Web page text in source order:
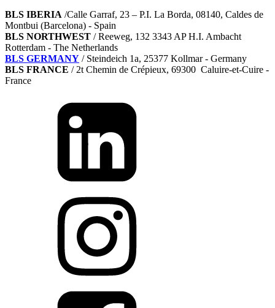
BLS IBERIA /Calle Garraf, 23 – P.I. La Borda, 08140, Caldes de
Montbui (Barcelona) - Spain
BLS NORTHWEST / Reeweg, 132 3343 AP H.I. Ambacht
Rotterdam - The Netherlands
BLS GERMANY / Steindeich 1a, 25377 Kollmar- Germany
BLS FRANCE / 2t Chemin de Crépieux, 69300 Caluire-et-Cuire -
France